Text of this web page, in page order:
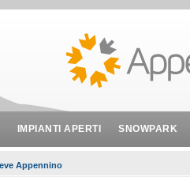
IMPIANTI APERTI SNOWPARK
Appennino